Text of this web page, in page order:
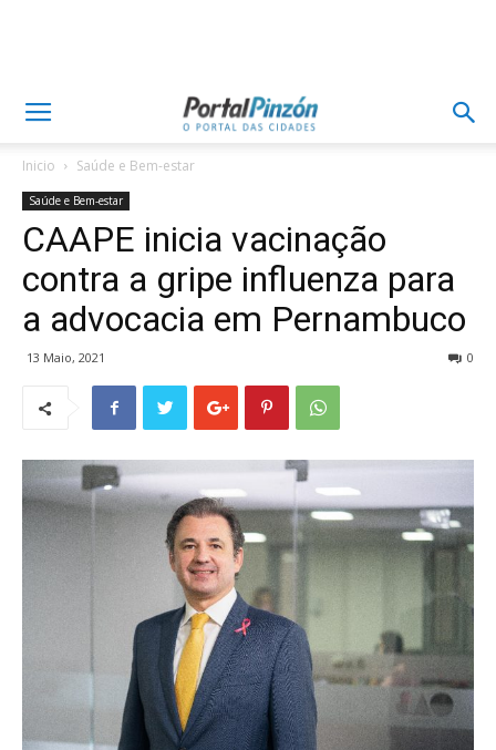
Inicio Saúde e Bem-estar
Saúde e Bem-estar
CAAPE inicia vacinação
contra a gripe influenza para
a advocacia em Pernambuco
13 Maio, 2021 0